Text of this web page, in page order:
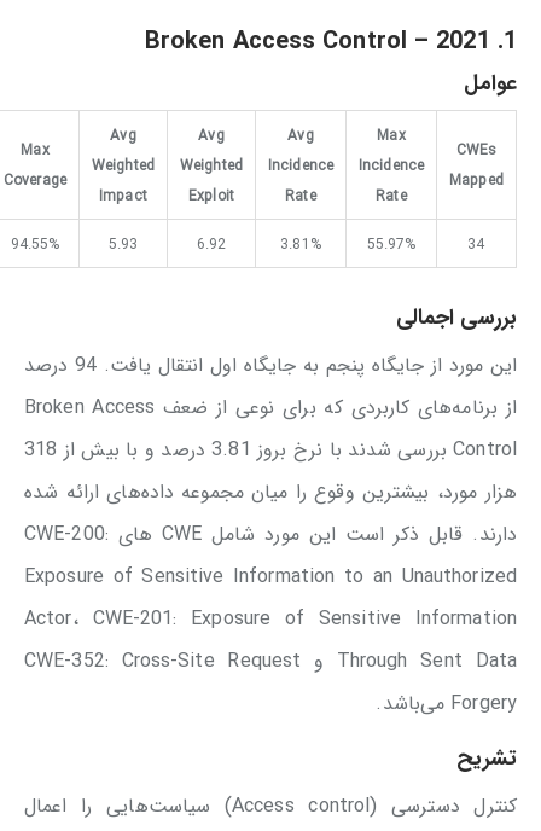
1. Broken Access Control
– 2021
عوامل
CWEs
Mapped
Max
Incidence
Rate
Avg
Incidence
Rate
Avg
Weighted
Exploit
Avg
Weighted
Impact
Max
Coverage
34
55.97%
3.81%
6.92
5.93
94.55%
بررسی اجمالی
این مورد از جایگاه پنجم به جایگاه اول انتقال یافت. 94 درصد
از برنامه‌های کاربردی که برای نوعی از ضعف Broken Access
Control بررسی شدند با نرخ بروز 3.81 درصد و با بیش از 318
هزار مورد، بیشترین وقوع را میان مجموعه داده‌های ارائه شده
دارند. قابل ذکر است این مورد شامل CWE های CWE-200:
Exposure of Sensitive Information to an Unauthorized
Actor، CWE-201: Exposure of Sensitive Information
Through Sent Data و CWE-352: Cross-Site Request
Forgery می‌باشد.
تشریح
کنترل دسترسی (Access control) سیاست‌هایی را اعمال